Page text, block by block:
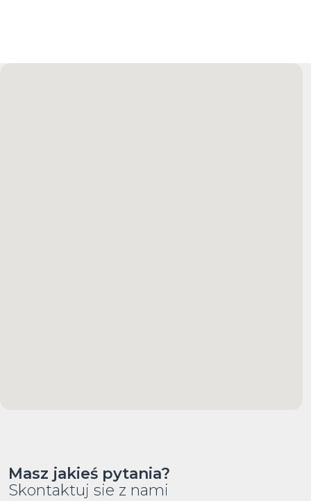
Masz jakieś pytania?
Skontaktuj sie z nami